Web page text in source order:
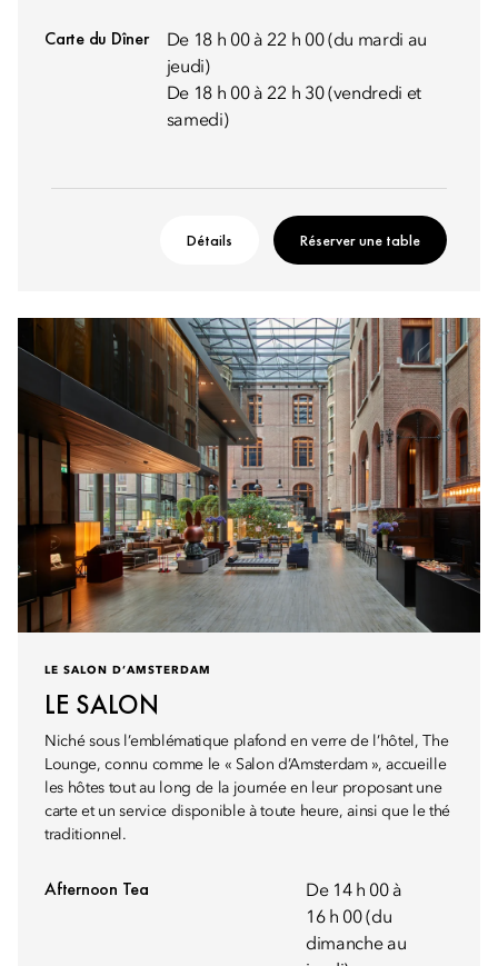
Carte du Dîner
De 18 h 00 à 22 h 00 (du mardi au
jeudi)
De 18 h 00 à 22 h 30 (vendredi et
samedi)
Détails Réserver une table
LE SALON D’AMSTERDAM
LE SALON
Niché sous l’emblématique plafond en verre de l’hôtel, The
Lounge, connu comme le « Salon d’Amsterdam », accueille
les hôtes tout au long de la journée en leur proposant une
carte et un service disponible à toute heure, ainsi que le thé
traditionnel.
Afternoon Tea
De 14 h 00 à
16 h 00 (du
dimanche au